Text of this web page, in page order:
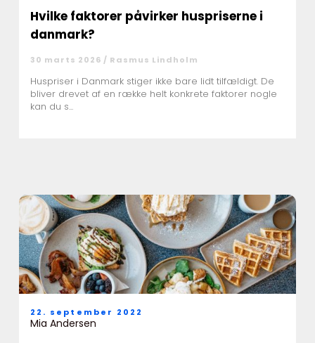
Hvilke faktorer påvirker huspriserne i
danmark?
30 marts 2026 / Rasmus Lindholm
Huspriser i Danmark stiger ikke bare lidt tilfældigt. De
bliver drevet af en række helt konkrete faktorer nogle
kan du s...
22. september 2022
Mia Andersen